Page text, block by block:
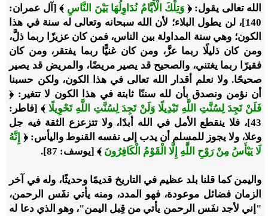
الله تعالى يقول: ﴿ وَتِلْكَ الْأَيَّامُ نُدَاوِلُهَا بَيْنَ النَّاسِ ﴾ [آل عمران:
140]، لن يطول البلاء؛ لأن الله سبحانه وتعالى له سنة في هذا
الكون؛ وهي سنة المداولة بين الناس، فمن كان عزيزًا ربما ذلَّ،
ومن كان ذليلًا ربما عزَّ، ومن كان غنيًّا ربما يفتقر، ومن كان
فقيرًا ربما يغتني، والصحيح قد يصير مريضًا، والمريض قد يصير
صحيحًا. ولا نعلم أقدار الله تعالى في هذا الكون، ولكن حسبنا
أن نؤمن ونصدق بأن لله سننًا ثابتة في هذا الكون لا تتغير: ﴿
فَلَنْ تَجِدَ لِسُنَّتِ اللَّهِ تَبْدِيلًا وَلَنْ تَجِدَ لِسُنَّتِ اللَّهِ تَحْوِيلًا﴾ [فاطر:
43]، فلا ينقطع الأمل في الله أبدًا، ولا تتزعزع الثقة فيه جل
وعلا، ولا يجوز للمسلم أن يدب إلى نفسه القنوط واليأس: ﴿ إِنَّهُ
لَا يَيْأَسُ مِنْ رَوْحِ اللَّهِ إِلَّا الْقَوْمُ الْكَافِرُونَ ﴾ [يوسف: 87].
واليمن كما قلنا بلد عظيم في التاريخ قديمًا وحديثًا، وله في آخر
الزمان فضائل موعودة، فهو المدد، ومنه يأتي نفَس الرحمن،
"إني لأجد نفَس الرحمن يأتي من قِبل اليمن"، وهو الذي دعا له